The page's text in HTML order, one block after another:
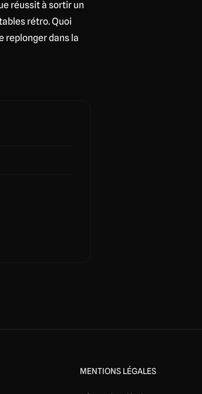
réussit à sortir un
rétro. Quoi
replonger dans la
MENTIONS LÉGALES